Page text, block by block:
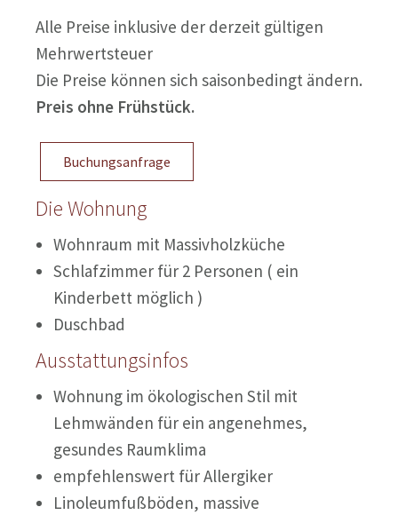
Alle Preise inklusive der derzeit gültigen
Mehrwertsteuer
Die Preise können sich saisonbedingt ändern.
Preis ohne Frühstück.
Buchungsanfrage
Die Wohnung
Wohnraum mit Massivholzküche
Schlafzimmer für 2 Personen ( ein
Kinderbett möglich )
Duschbad
Ausstattungsinfos
Wohnung im ökologischen Stil mit
Lehmwänden für ein angenehmes,
gesundes Raumklima
empfehlenswert für Allergiker
Linoleumfußböden, massive